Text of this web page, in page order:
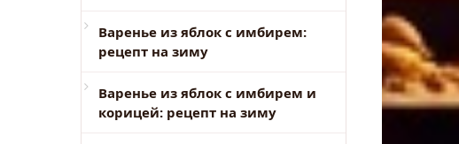
Варенье из яблок с имбирем:
рецепт на зиму
Варенье из яблок с имбирем и
корицей: рецепт на зиму